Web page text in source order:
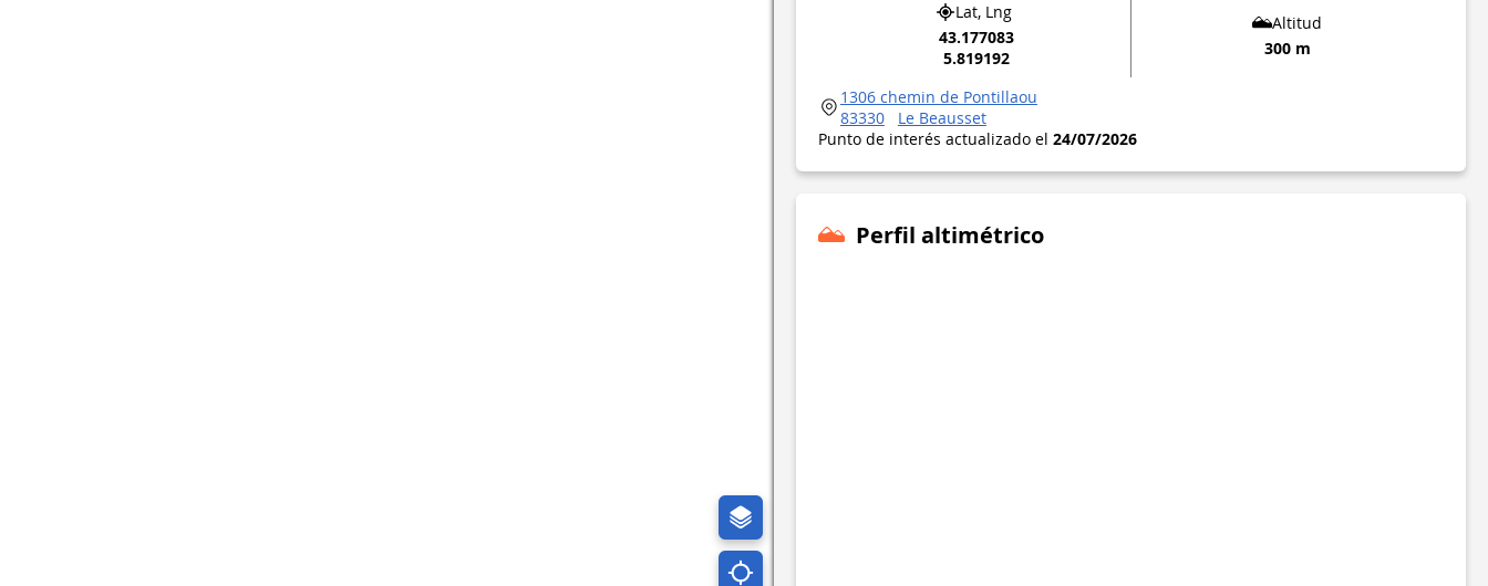
Lat, Lng
43.177083
5.819192
Altitud
300 m
1306 chemin de Pontillaou
83330
Le Beausset
Punto de interés actualizado el 24/07/2026
Perfil altimétrico